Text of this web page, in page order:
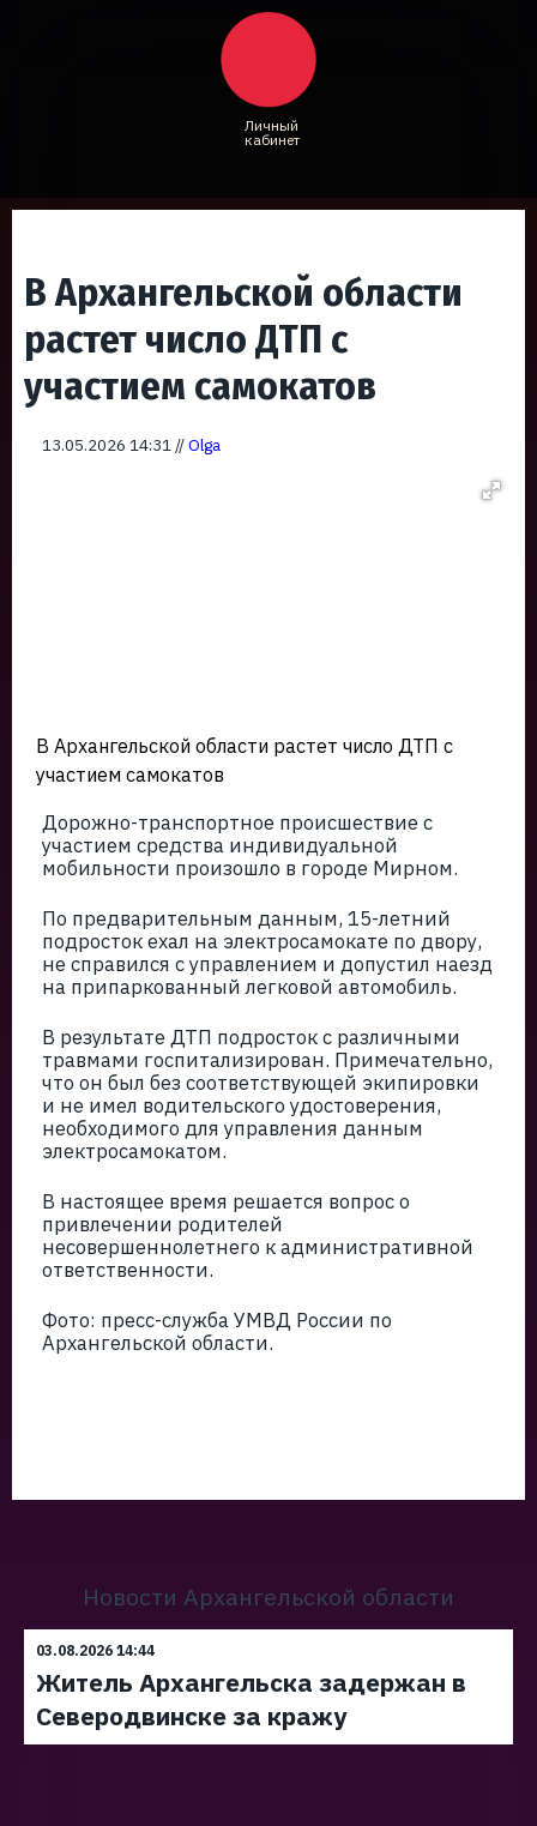
Личный
кабинет
В Архангельской области
растет число ДТП с
участием самокатов
13.05.2026 14:31 //Olga
В Архангельской области растет число ДТП с
участием самокатов
Дорожно-транспортное происшествие с
участием средства индивидуальной
мобильности произошло в городе Мирном.
По предварительным данным, 15-летний
подросток ехал на электросамокате по двору,
не справился с управлением и допустил наезд
на припаркованный легковой автомобиль.
В результате ДТП подросток с различными
травмами госпитализирован. Примечательно,
что он был без соответствующей экипировки
и не имел водительского удостоверения,
необходимого для управления данным
электросамокатом.
В настоящее время решается вопрос о
привлечении родителей
несовершеннолетнего к административной
ответственности.
Фото: пресс-служба УМВД России по
Архангельской области.
Новости Архангельской области
03.08.2026 14:44
Житель Архангельска задержан в
Северодвинске за кражу